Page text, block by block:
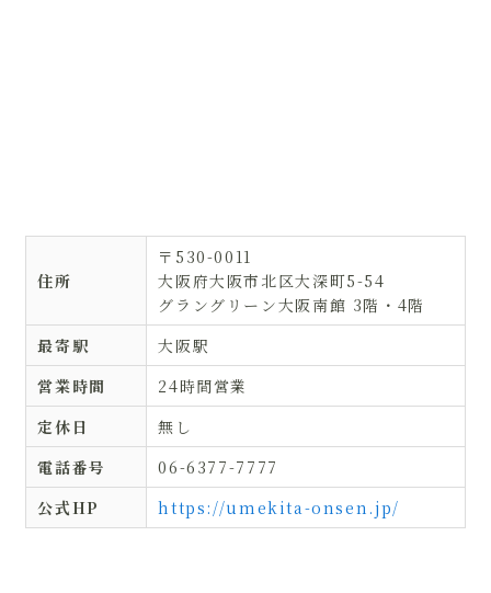
住所
〒530-0011
大阪府大阪市北区大深町5-54
グラングリーン大阪南館 3階・4階
最寄駅
大阪駅
営業時間
24時間営業
定休日
無し
電話番号
06-6377-7777
公式HP
https://umekita-onsen.jp/